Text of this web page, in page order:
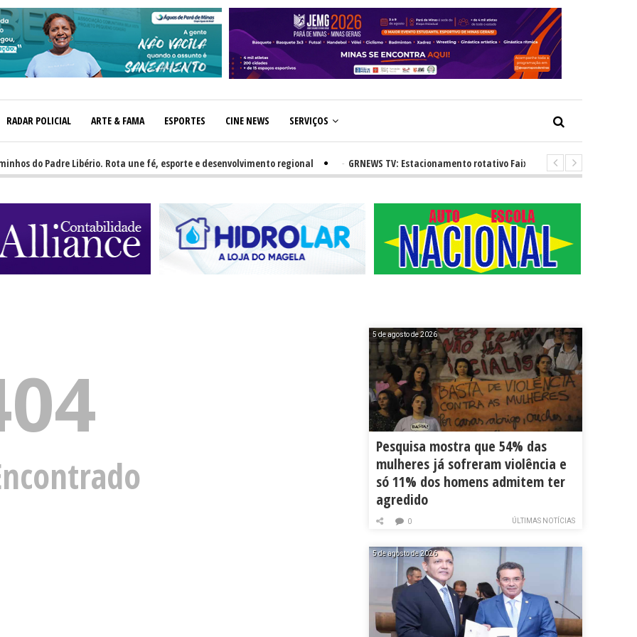
RADAR POLICIAL ARTE & FAMA ESPORTES CINE NEWS SERVIÇOS
do Padre Libério. Rota une fé, esporte e desenvolvimento regional GRNEWS TV: Estacionamento rotativo Faixa Azul e novos radares
5 de agosto de 2026
Pesquisa mostra que 54% das
mulheres já sofreram violência e
só 11% dos homens admitem ter
agredido
ÚLTIMAS NOTÍCIAS
0
5 de agosto de 2026